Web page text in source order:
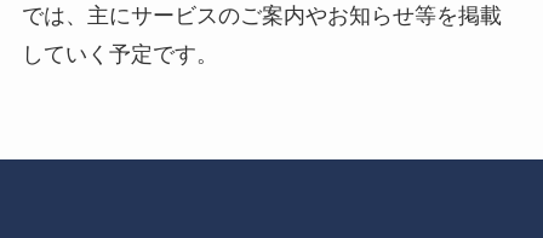
では、主にサービスのご案内やお知らせ等を掲載
していく予定です。